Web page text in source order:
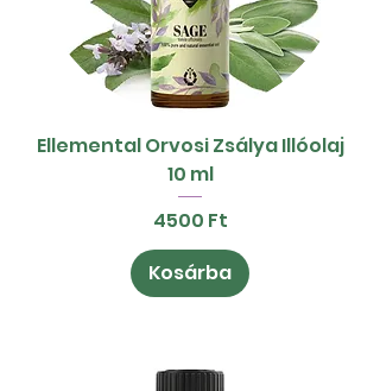
Ellemental Orvosi Zsálya Illóolaj
10 ml
Ár
4500 Ft
Kosárba